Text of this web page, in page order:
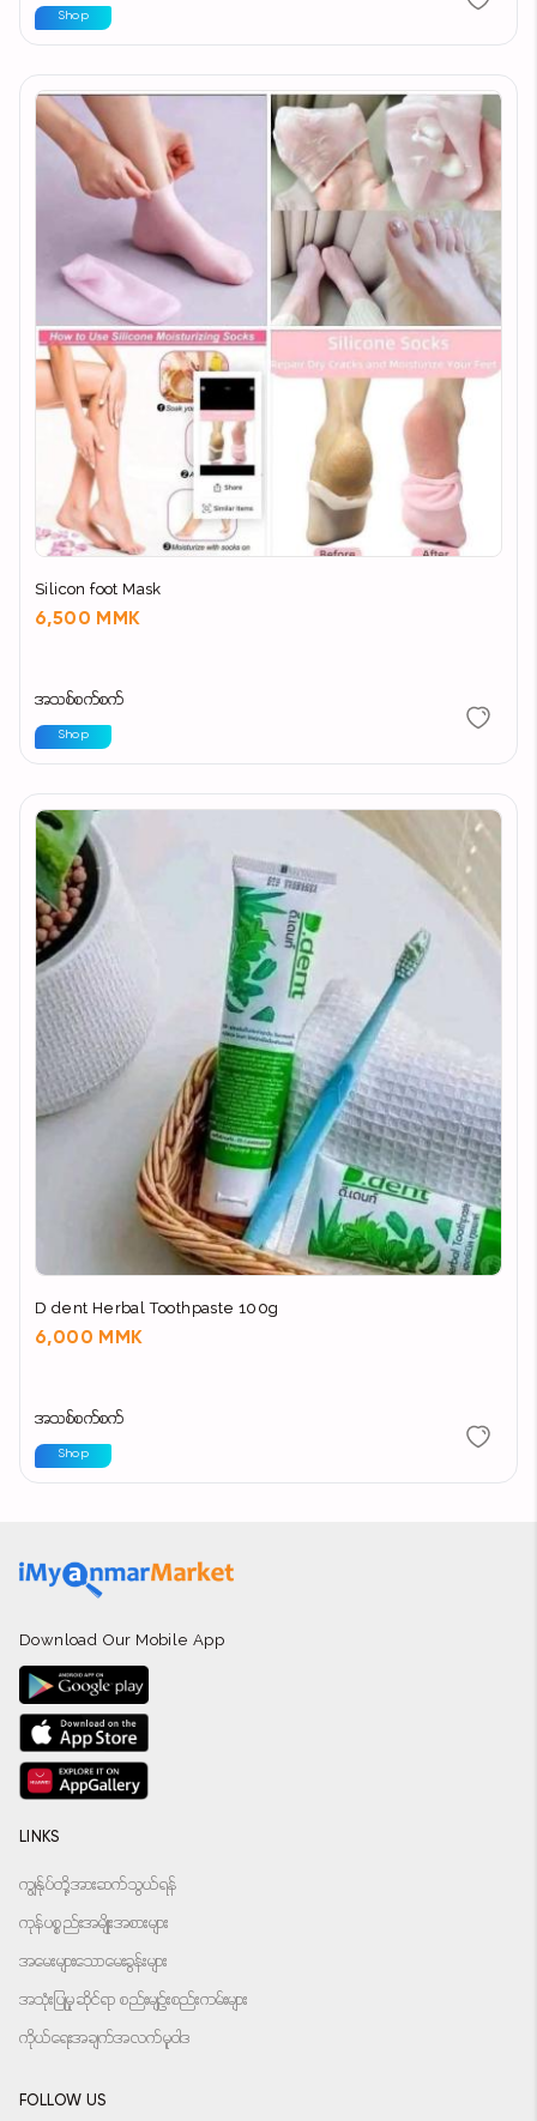
Shop
Silicon foot Mask
6,500 MMK
အသစ်စက်စက်
Shop
D dent Herbal Toothpaste 100g
6,000 MMK
အသစ်စက်စက်
Shop
Download Our Mobile App
LINKS
ကျွန်ုပ်တို့အားဆက်သွယ်ရန်
ကုန်ပစ္စည်းအမျိုးအစားများ
အမေးများသောမေးခွန်းများ
အသုံးပြုမှုဆိုင်ရာ စည်းမျဉ်းစည်းကမ်းများ
ကိုယ်ရေးအချက်အလက်မူဝါဒ
FOLLOW US